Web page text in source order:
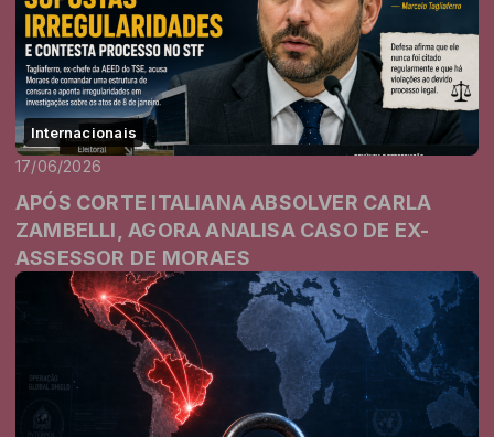
Internacionais
17/06/2026
APÓS CORTE ITALIANA ABSOLVER CARLA
ZAMBELLI, AGORA ANALISA CASO DE EX-
ASSESSOR DE MORAES